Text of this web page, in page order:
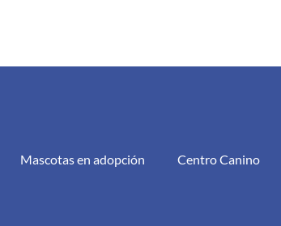
Mascotas en adopción Centro Canino